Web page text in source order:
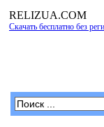
RELIZUA.COM
Скачать бесплатно без